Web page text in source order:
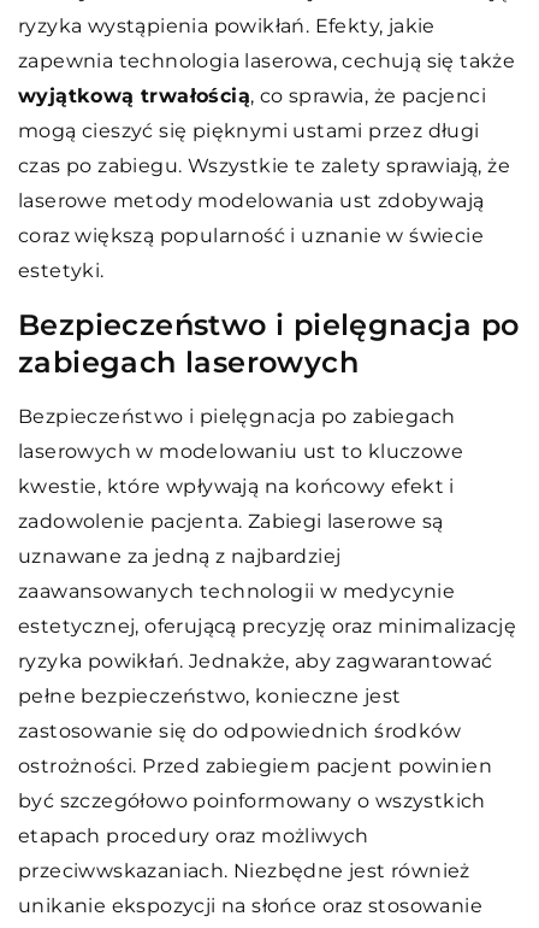
ryzyka wystąpienia powikłań. Efekty, jakie
zapewnia technologia laserowa, cechują się także
wyjątkową trwałością, co sprawia, że pacjenci
mogą cieszyć się pięknymi ustami przez długi
czas po zabiegu. Wszystkie te zalety sprawiają, że
laserowe metody modelowania ust zdobywają
coraz większą popularność i uznanie w świecie
estetyki.
Bezpieczeństwo i pielęgnacja po
zabiegach laserowych
Bezpieczeństwo i pielęgnacja po zabiegach
laserowych w modelowaniu ust to kluczowe
kwestie, które wpływają na końcowy efekt i
zadowolenie pacjenta. Zabiegi laserowe są
uznawane za jedną z najbardziej
zaawansowanych technologii w medycynie
estetycznej, oferującą precyzję oraz minimalizację
ryzyka powikłań. Jednakże, aby zagwarantować
pełne bezpieczeństwo, konieczne jest
zastosowanie się do odpowiednich środków
ostrożności. Przed zabiegiem pacjent powinien
być szczegółowo poinformowany o wszystkich
etapach procedury oraz możliwych
przeciwwskazaniach. Niezbędne jest również
unikanie ekspozycji na słońce oraz stosowanie